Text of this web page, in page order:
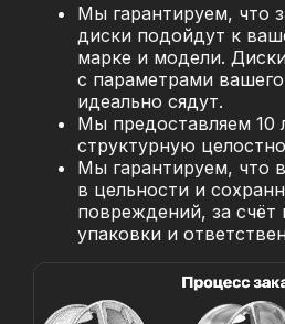
Мы гарантируем, что
диски подойдут к
марке и модели.
с параметрами
идеально сядут.
Мы предоставляем 10
структурную
Мы гарантируем, что
в цельности и
повреждений, за счёт
упаковки и